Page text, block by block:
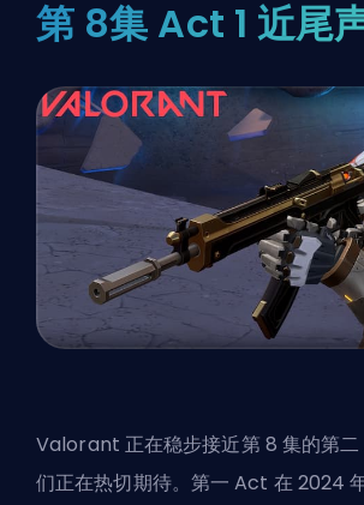
第 8集 Act 1 近尾
Valorant 正在稳步接近第 8 集的第
们正在热切期待。第一 Act 在 2024